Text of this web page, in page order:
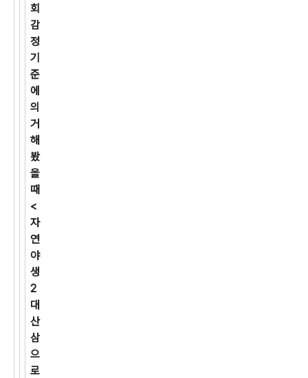
회
감
정
기
준
에
의
거
해
봤
을
때
<
자
연
야
생
2
대
산
삼
으
로